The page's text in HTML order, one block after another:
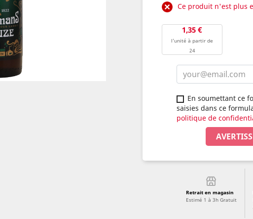
Ce produit n'est plus
1,35 €
l'unité à partir de
24
En soumettant ce
saisies dans ce
politique de
Retrait en magasin
Estimé 1 à 3h Gratuit